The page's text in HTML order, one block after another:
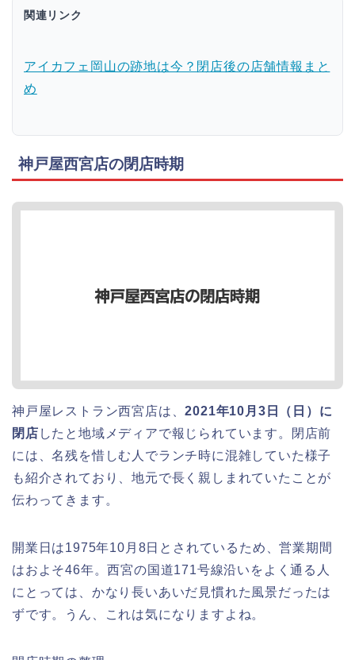
関連リンク
アイカフェ岡山の跡地は今？閉店後の店舗情報まと
め
神戸屋西宮店の閉店時期
神戸屋レストラン西宮店は、2021年10月3日（日）に
閉店 したと地域メディアで報じられています。閉店前
には、名残を惜しむ人でランチ時に混雑していた様子
も紹介されており、地元で長く親しまれていたことが
伝わってきます。
開業日は1975年10月8日とされているため、営業期間
はおよそ46年。西宮の国道171号線沿いをよく通る人
にとっては、かなり長いあいだ見慣れた風景だったは
ずです。うん、これは気になりますよね。